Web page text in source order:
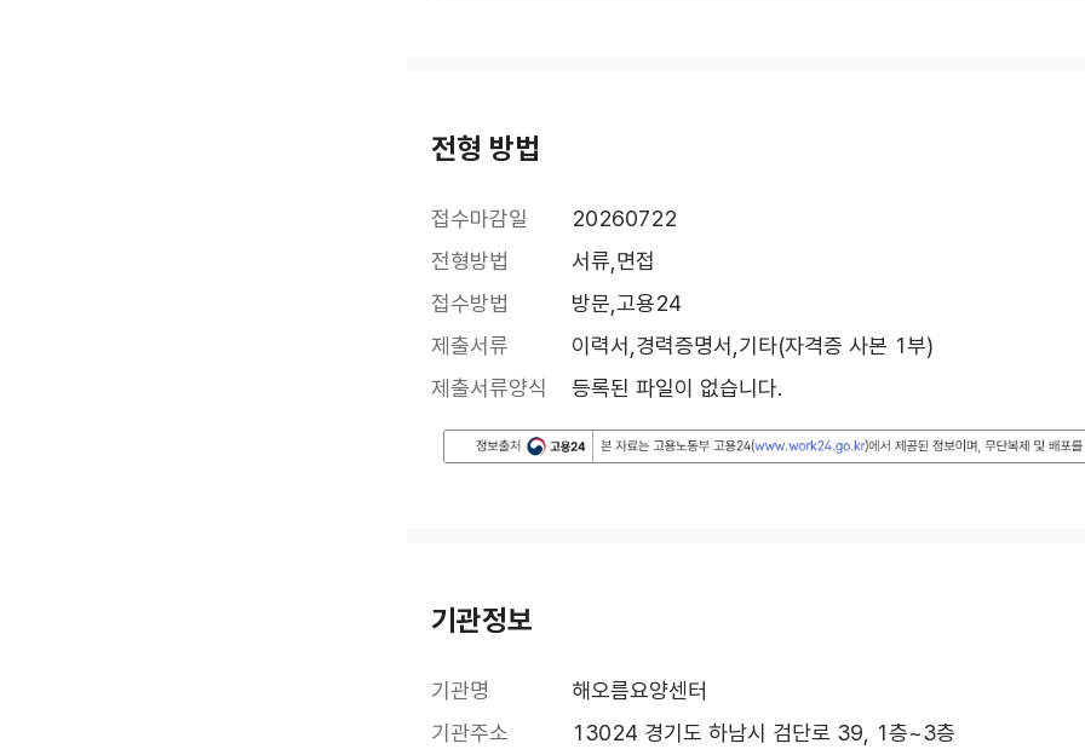
전형 방법
접수마감일
20260722
전형방법
서류,면접
접수방법
방문,고용24
제출서류
이력서,경력증명서,기타(자격증 사본 1부)
제출서류양식
등록된 파일이 없습니다.
기관정보
기관명
해오름요양센터
기관주소
13024 경기도 하남시 검단로 39, 1층~3층